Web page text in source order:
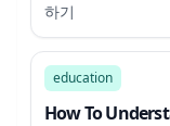
하기
education
How To